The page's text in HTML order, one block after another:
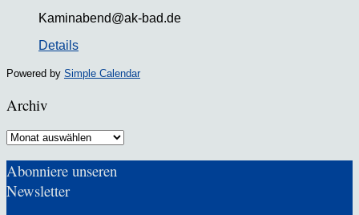
Kaminabend@ak-bad.de
Details
Powered by Simple Calendar
Archiv
Archiv
Abonniere unseren
Newsletter